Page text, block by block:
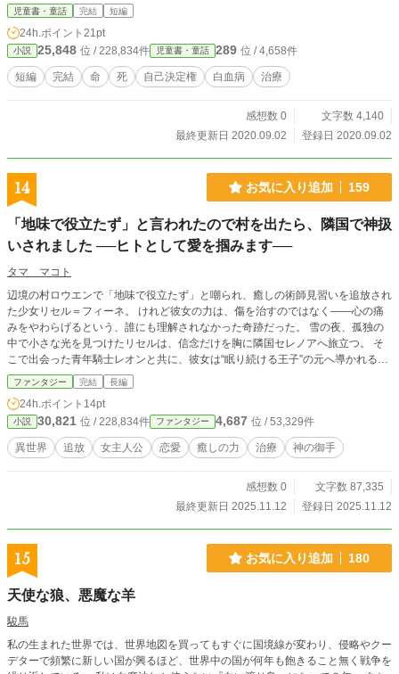
児童書・童話 完結 短編
24h.ポイント 21pt
小説 25,848 位 / 228,834件 児童書・童話 289 位 / 4,658件
短編 完結 命 死 自己決定権 白血病 治療
感想数 0
文字数 4,140
最終更新日 2020.09.02
登録日 2020.09.02
14 お気に入り追加 159
「地味で役立たず」と言われたので村を出たら、隣国で神扱
いされました ──ヒトとして愛を掴みます──
タマ マコト
辺境の村ロウエンで「地味で役立たず」と嘲られ、癒しの術師見習いを追放され
た少女リセル＝フィーネ。 けれど彼女の力は、傷を治すのではなく——心の痛
みをやわらげるという、誰にも理解されなかった奇跡だった。 雪の夜、孤独の
中で小さな光を見つけたリセルは、信念だけを胸に隣国セレノアへ旅立つ。 そ
こで出会った青年騎士レオンと共に、彼女は“眠り続ける王子”の元へ導かれる。
誰にも届かなかった声が、初めて心を照らしたとき—— 失われていた十年の眠
りが覚め、静かな奇跡が始まる。 > 「癒すとは、誰かの痛みを“消す”ことじゃな
い。 その痛みに、ちゃんと触れること。」 リセルの小さな光が、やがて世界
を変えていく──。
ファンタジー 完結 長編
24h.ポイント 14pt
小説 30,821 位 / 228,834件 ファンタジー 4,687 位 / 53,329件
異世界 追放 女主人公 恋愛 癒しの力 治療 神の御手
感想数 0
文字数 87,335
最終更新日 2025.11.12
登録日 2025.11.12
15 お気に入り追加 180
天使な狼、悪魔な羊
駿馬
私の生まれた世界では、世界地図を買ってもすぐに国境線が変わり、侵略やクー
デターで頻繁に新しい国が興るほど、世界中の国が何年も飽きること無く戦争を